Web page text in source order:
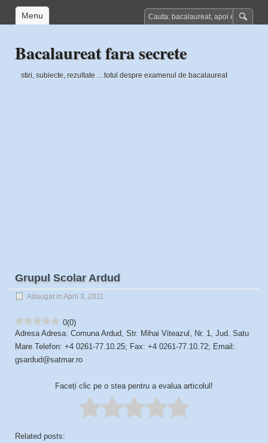
Menu
Bacalaureat fara secrete
stiri, subiecte, rezultate …totul despre examenul de bacalaureat
Grupul Scolar Ardud
Adaugat in April 3, 2011
0(0)
Adresa Adresa: Comuna Ardud, Str. Mihai Viteazul, Nr. 1, Jud. Satu
Mare Telefon: +4 0261-77.10.25; Fax: +4 0261-77.10.72; Email:
gsardud@satmar.ro
Faceți clic pe o stea pentru a evalua articolul!
Related posts: